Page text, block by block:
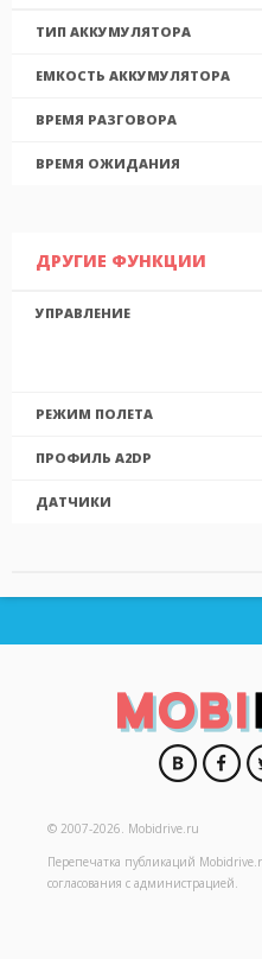
ТИП АККУМУЛЯТОРА
ЕМКОСТЬ АККУМУЛЯТОРА
ВРЕМЯ РАЗГОВОРА
ВРЕМЯ ОЖИДАНИЯ
ДРУГИЕ ФУНКЦИИ
УПРАВЛЕНИЕ
РЕЖИМ ПОЛЕТА
ПРОФИЛЬ A2DP
ДАТЧИКИ
© 2007-2026. Mobidrive.ru
Перепечатка публикаций
согласования с администрацией.